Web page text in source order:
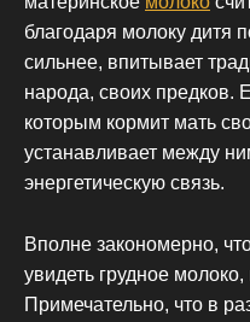
благодаря молоку дитя
сильнее, впитывает
народа, своих предков.
которым кормит мать
устанавливает между
энергетическую связь.
Вполне закономерно,
увидеть грудное
Примечательно, что в